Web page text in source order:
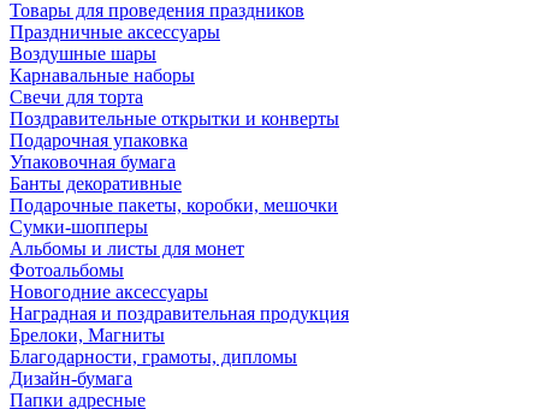
Товары для проведения праздников
Праздничные аксессуары
Воздушные шары
Карнавальные наборы
Свечи для торта
Поздравительные открытки и конверты
Подарочная упаковка
Упаковочная бумага
Банты декоративные
Подарочные пакеты, коробки, мешочки
Сумки-шопперы
Альбомы и листы для монет
Фотоальбомы
Новогодние аксессуары
Наградная и поздравительная продукция
Брелоки, Магниты
Благодарности, грамоты, дипломы
Дизайн-бумага
Папки адресные